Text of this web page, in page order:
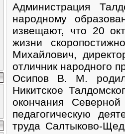
Администрация
народному
извещают, что 20
жизни
Михайлович,
отличник народного
Осипов В. М.
Никитское
окончания
педагогическую
труда Салтыково-